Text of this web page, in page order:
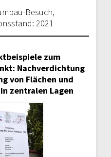
Besuch,
2021
zum
Nachverdichtung
von Flächen und
zentralen Lagen